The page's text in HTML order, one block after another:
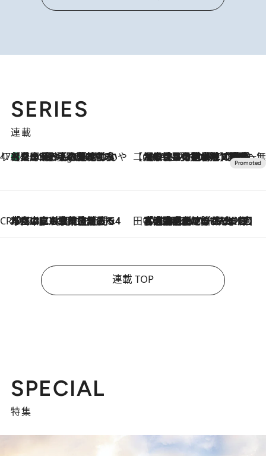
SERIES
連載
47都道府県の手みやげ ひんやりスイーツで夏を満喫
7 Hours Ago
【兵庫県】この夏絶対食べたい 冷やしておいしいおやつ3選 淡路島の恵みをジェラートに集約 【CREA×星野リゾート】唯一無二。癒しと発見が待つ場所へ
2026.8.7
【トンボの足水浴】ヒノキの香りに包まれて涼感マックス！約13℃の湧水かけ流しを避暑地「星野温泉 トンボの湯」で体験
CREA'S CHOICE
2026.8.7
「立川にも歌舞伎があるんだよ」 片岡仁左衛門・市川中車ら豪華座組みで4年目の立川立飛歌舞伎へ 田中稲の勝手に再ブーム
2026.8.7
「湘南乃風に憧れて」観客大盛上がりの“タオル回し”に、ラッパー顔負けの高速歌唱まで…さだまさし（74）のアグレッシブすぎる現在地
連載 TOP
SPECIAL
特集